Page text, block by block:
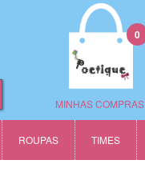
MINHAS COMPRAS
0
ROUPAS TIMES